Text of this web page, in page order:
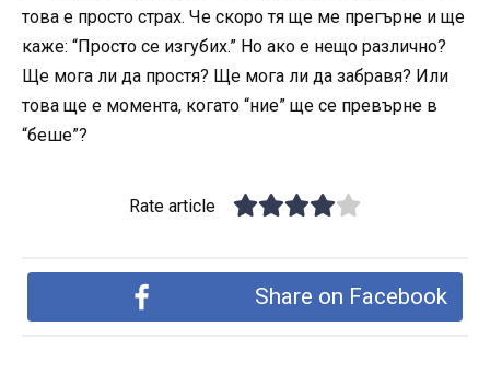
това е просто страх. Че скоро тя ще ме прегърне и ще
каже: “Просто се изгубих.” Но ако е нещо различно?
Ще мога ли да простя? Ще мога ли да забравя? Или
това ще е момента, когато “ние” ще се превърне в
“беше”?
Rate article
Share on Facebook